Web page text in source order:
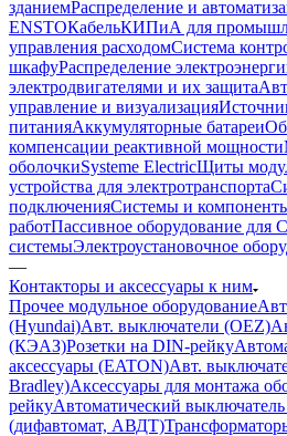
зданиемРаспределение и
ENSTOКабельКИПиА для
управления расходомСистема
шкафуРаспределение
электродвигателями и их защита
управление и визуализация
питанияАккумуляторные батареи
компенсации реактивной мощности
оболочкиSysteme ElectricЩиты
устройства для электротранспорта
подключенияСистемы и
работПассивное оборудование для
системыЭлектроустановочное
—
Контакторы и аксессуары к ним
Прочее модульное оборудование
(Hyundai)Авт. выключатели (OEZ)
(КЭАЗ)Розетки на DIN-рейку
аксессуары (EATON)Авт.
Bradley)Аксессуары для монтажа
рейкуАвтоматический
(дифавтомат, АВДТ)